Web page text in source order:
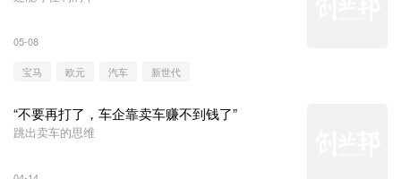
05-08
宝马 欧元 汽车 新世代
“不要再打了，车企靠卖车赚不到钱了”
跳出卖车的思维